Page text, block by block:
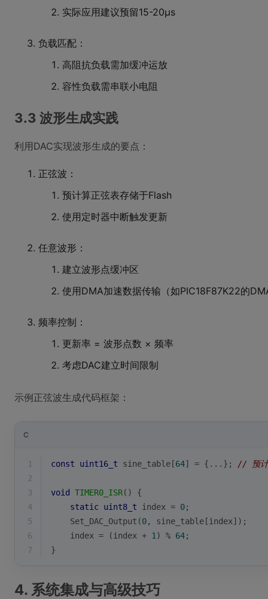
实际应用建议预留15-20μs
负载匹配：
高阻抗负载需加缓冲运放
容性负载需串联小电阻
3.3 波形生成实践
利用DAC实现波形生成的要点：
正弦波：
预计算正弦表存储于Flash
使用定时器中断触发更新
任意波形：
建立波形点缓冲区
使用DMA加速数据传输（如PIC18F87K22的
频率控制：
更新率 = 波形点数 × 频率
考虑DAC建立时间限制
示例正弦波生成代码框架：
C
1 const uint16_t sine_table[64] = {...}; // 预计
2
3
void TIMER0_ISR()
{
4
static uint8_t index = 0;
5
    Set_DAC_Output(
0, sine_table[index]);
6
    index = (index +
1 ) % 64;
7
}
4. 系统集成与高级技巧